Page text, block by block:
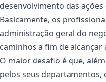
desenvolvimento das
Basicamente, os
administração geral do
caminhos a fim de alcançar
O maior desafio é que,
pelos seus